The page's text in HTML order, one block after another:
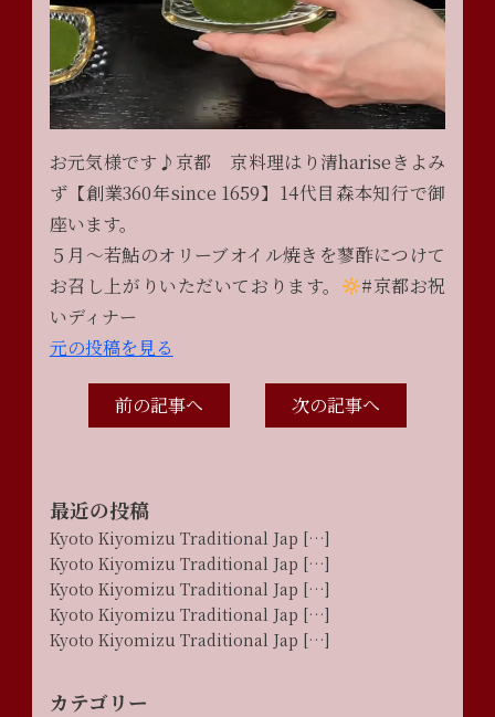
お元気様です♪京都 京料理はり清hariseきよみ
ず【創業360年since 1659】14代目森本知行で御
座います。
５月〜若鮎のオリーブオイル焼きを蓼酢につけて
お召し上がりいただいております。
#京都お祝
いディナー
元の投稿を見る
前の記事へ 次の記事へ
最近の投稿
Kyoto Kiyomizu Traditional Jap […]
Kyoto Kiyomizu Traditional Jap […]
Kyoto Kiyomizu Traditional Jap […]
Kyoto Kiyomizu Traditional Jap […]
Kyoto Kiyomizu Traditional Jap […]
カテゴリー